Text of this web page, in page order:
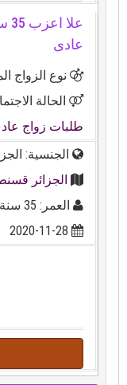
عادى
نوع الزواج
الحالة
طلبات زواج
الجنسية:
الجزائر
العمر: 35 سنة
2020-11-28